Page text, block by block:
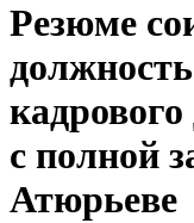
Резюме
с полной
Атюрьеве